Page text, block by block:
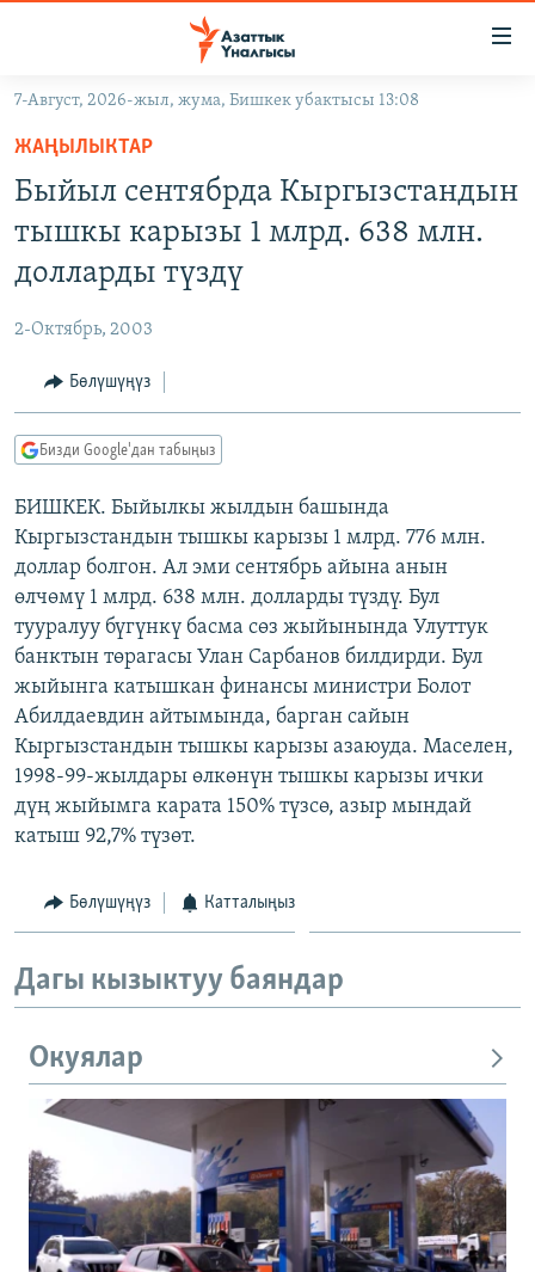
Навигацияга
өтүңүз
Издөөгө
салыңыз
МАДАНИЯТ
ТВ ПРОГРАММАЛАР
БҮГҮН АЗАТТЫКТА
ДАНИСТЕ
ЭЖЕ-СИҢДИЛЕР
АЗАТТЫК+
ЫҢГАЙСЫЗ СУРООЛОР
ПОДКАСТ
ОНЛАЙН ШЕРИНЕ
ЭЕ/АРнун бардык сайттары
7-Август, 2026-жыл, жума, Бишкек убактысы 13:08
ЖАҢЫЛЫКТАР
Быйыл сентябрда Кыргызстандын
тышкы карызы 1 млрд. 638 млн.
долларды түздү
2-Октябрь, 2003
Бөлүшүңүз
Бизди Google'дан табыңыз
БИШКЕК. Быйылкы жылдын башында
Кыргызстандын тышкы карызы 1 млрд. 776 млн.
доллар болгон. Ал эми сентябрь айына анын
өлчөмү 1 млрд. 638 млн. долларды түздү. Бул
тууралуу бүгүнкү басма сөз жыйынында Улуттук
банктын төрагасы Улан Сарбанов билдирди. Бул
жыйынга катышкан финансы министри Болот
Абилдаевдин айтымында, барган сайын
Кыргызстандын тышкы карызы азаюуда. Маселен,
1998-99-жылдары өлкөнүн тышкы карызы ички
дүң жыйымга карата 150% түзсө, азыр мындай
катыш 92,7% түзөт.
Бөлүшүңүз Катталыңыз
Дагы кызыктуу баяндар
Окуялар